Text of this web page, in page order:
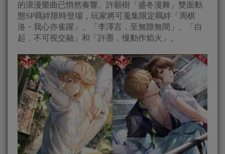
的浪漫樂曲已悄然奏響。許願樹「盛冬漫舞」雙面動
態SP羈絆限時登場，玩家將可蒐集限定羈絆「周棋
洛・我心亦雀躍」、「李澤言．至無隙無間」、「白
起．不可視交融」和「許墨．慢動作焰火」。